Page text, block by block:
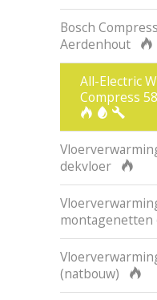
Bosch
Aerdenhout
All-Electric
Compress
dekvloer
montagenetten
(natbouw)